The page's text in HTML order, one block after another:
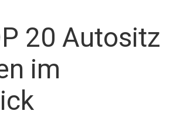
20 Autositz
im